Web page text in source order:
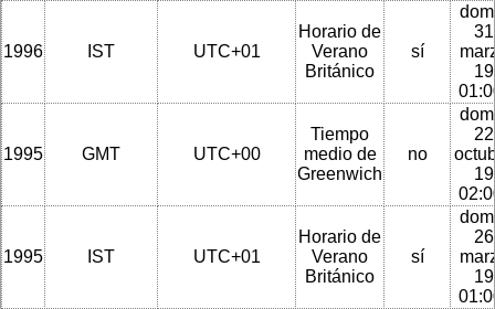
1996 IST UTC+01
Horario de
Verano
Británico
sí
1995 GMT UTC+00
Tiempo
medio de
Greenwich
no
1995 IST UTC+01
Horario de
Verano
Británico
sí